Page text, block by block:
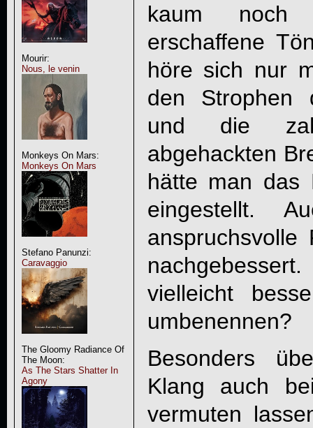
Mourir:
Nous, le venin
Monkeys On Mars:
Monkeys On Mars
Stefano Panunzi:
Caravaggio
The Gloomy Radiance Of
The Moon:
As The Stars Shatter In
Agony
kaum noch
erschaffene
höre sich nur
den Strophen
und die
abgehackten
hätte man das
eingestellt.
anspruchsvolle
vielleicht
umbenennen?
Besonders
Klang auch
vermuten